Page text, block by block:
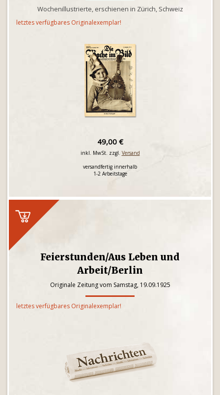
Wochenillustrierte, erschienen in Zürich, Schweiz
letztes verfügbares Originalexemplar!
49,00 €
inkl. MwSt. zzgl. Versand
versandfertig innerhalb
1-2 Arbeitstage
Feierstunden/Aus Leben und
Arbeit/Berlin
Originale Zeitung vom Samstag, 19.09.1925
letztes verfügbares Originalexemplar!